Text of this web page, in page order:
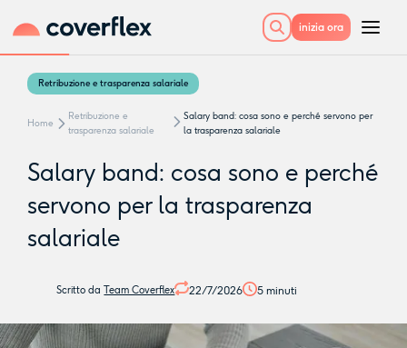
inizia ora
Retribuzione e trasparenza salariale
Home
Retribuzione e
trasparenza salariale
Salary band: cosa sono e perché servono per
la trasparenza salariale
Salary band: cosa sono e perché
servono per la trasparenza
salariale
Scritto daTeam Coverflex 22/7/2026 5 minuti